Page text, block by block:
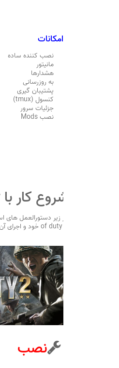
امکانات
نصب کننده ساده
مانیتور
هشدارها
به روزرسانی
پشتیبان گیری
کنسول (tmux)
جزئیات سرور
نصب Mods
شروع کار با cod2server
of duty 2 خود و اجرای آن است.
نصب